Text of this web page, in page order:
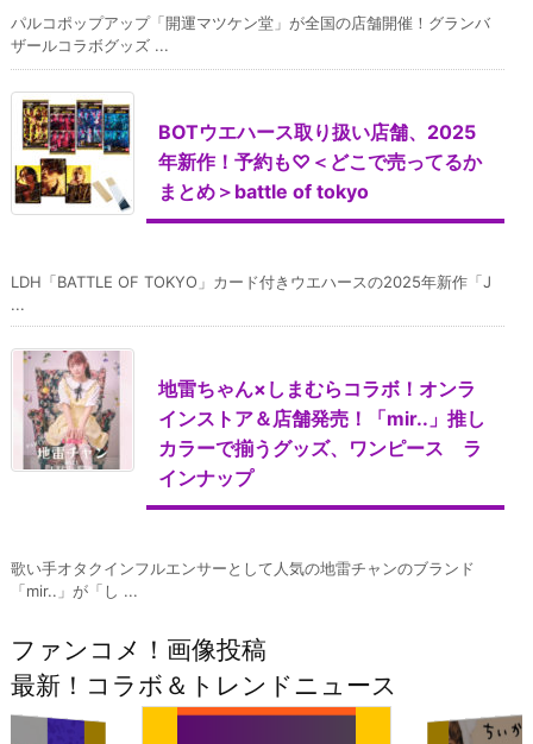
パルコポップアップ「開運マツケン堂」が全国の店舗開催！グランバ
ザールコラボグッズ ...
BOTウエハース取り扱い店舗、2025
年新作！予約も♡＜どこで売ってるか
まとめ＞battle of tokyo
LDH「BATTLE OF TOKYO」カード付きウエハースの2025年新作「J
...
地雷ちゃん×しまむらコラボ！オンラ
インストア＆店舗発売！「mir..」推し
カラーで揃うグッズ、ワンピース ラ
インナップ
歌い手オタクインフルエンサーとして人気の地雷チャンのブランド
「mir..」が「し ...
ファンコメ！画像投稿
最新！コラボ＆トレンドニュース